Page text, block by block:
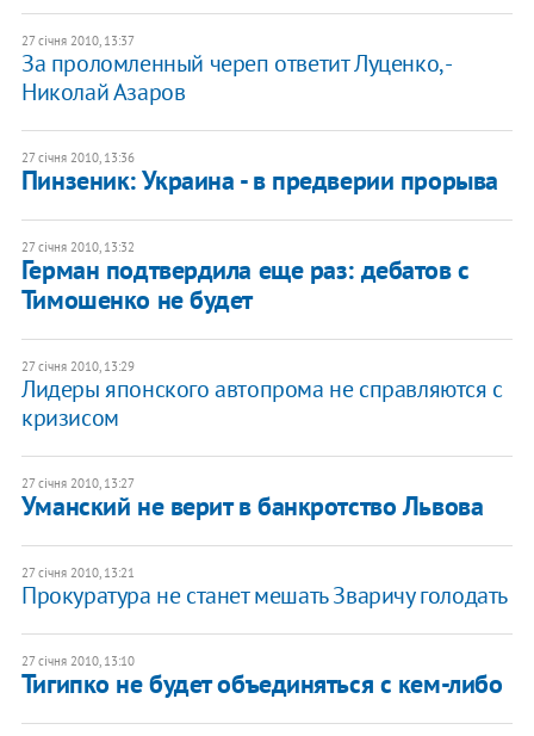
27 січня 2010, 13:37
За проломленный череп ответит Луценко, -
Николай Азаров
27 січня 2010, 13:36
Пинзеник: Украина - в предверии прорыва
27 січня 2010, 13:32
Герман подтвердила еще раз: дебатов с
Тимошенко не будет
27 січня 2010, 13:29
Лидеры японского автопрома не справляются с
кризисом
27 січня 2010, 13:27
Уманский не верит в банкротство Львова
27 січня 2010, 13:21
Прокуратура не станет мешать Зваричу голодать
27 січня 2010, 13:10
Тигипко не будет объединяться с кем-либо